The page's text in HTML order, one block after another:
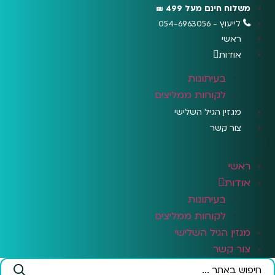
לתוכן
משלוח חינם מעל 499 ₪
לייעוץ - 054-6963056
ראשי
אודות
בעיתונות
לקוחות ממליצים
מגזין הגיל השלישי
צור קשר
ראשי
אודות
בעיתונות
לקוחות ממליצים
מגזין הגיל השלישי
צור קשר
Search